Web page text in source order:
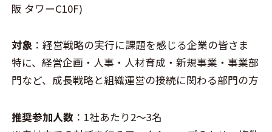
阪 タワーC10F)
対象：経営戦略の実行に課題を感じる企業の皆さま
特に、経営企画・人事・人材育成・新規事業・事業部
門など、成長戦略と組織運営の接続に関わる部門の方
推奨参加人数：1社あたり2〜3名